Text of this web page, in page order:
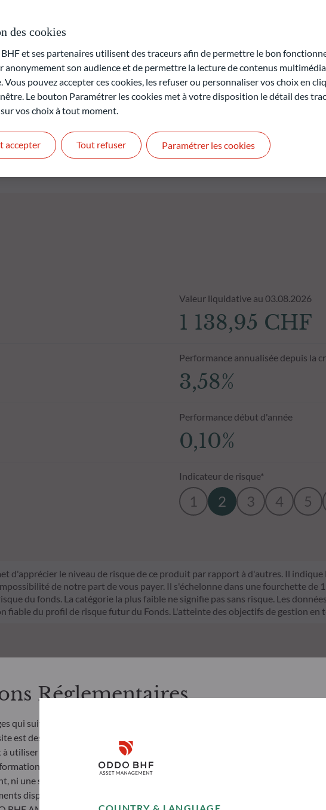
COUNTRY & LANGUAGE
Disclaimer
siège social dans un pays membre de l’OCDE et avec des échéances d’une
décembre 2028 (échéance finale du produit ou options de remboursement
limite de 40% de l’actif net, le compartiment peut détenir des titres
situé en dehors de l’OCDE, y compris dans les pays émergents. Le
sur une période d’investissement jusqu’à une date d’échéance
décembre 2028.
risque de perte en capital.
ne préjugent pas des performances futures et ne sont pas constantes dans
Valeur liquidative au 03.08.2026
1 138,95 CHF
Performance annualisée depuis la
3,58%
Performance début d'année
0,10%
Indicateur de risque*
1 2 3 4 5
d'apprécier le niveau de risque de ce produit par rapport à d'autres. Il
de notre part de vous payer. Il s'échelonne dans une fourchette de
du fonds. La catégorie la plus faible ne signifie pas sans risque. Les
fiable du profil de risque futur du Fonds. L'atteinte des objectifs de gestion en
Réglementaires
qui suivent, merci de bien vouloir prendre connaissance des informations
est destinée aux résidents Suisses. Il appartient à l’investisseur de s’assurer
à utiliser et consulter les informations et services présentés sur le site au
qu’il présente a été réalisé dans un but d’information uniquement et
ni une sollicitation en vue de la souscription des produits ou services
disponibles sur le site sont données à titre indicatif, n'ont aucune valeur
des cookies
et ses partenaires utilisent des traceurs afin de permettre le bon
anonymement son audience et de permettre la lecture de contenus
Vous pouvez accepter ces cookies, les refuser ou personnaliser vos choix en
Le bouton Paramétrer les cookies met à votre disposition le détail des
vos choix à tout moment.
Tout refuser
accepter Paramétrer les cookies